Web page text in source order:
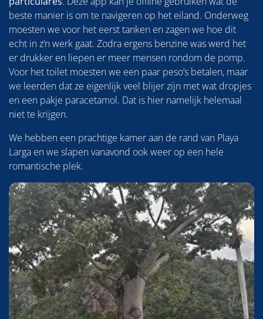
beste manier is om te navigeren op het eiland. Onderweg
moesten we voor het eerst tanken en zagen we hoe dit
echt in z’n werk gaat. Zodra ergens benzine was werd het
er drukker en liepen er meer mensen rondom de pomp.
Voor het toilet moesten we een paar peso’s betalen, maar
we leerden dat ze eigenlijk veel blijer zijn met wat dropjes
en een pakje paracetamol. Dat is hier namelijk helemaal
niet te krijgen.
We hebben een prachtige kamer aan de rand van Playa
Larga en we slapen vanavond ook weer op een hele
romantische plek.